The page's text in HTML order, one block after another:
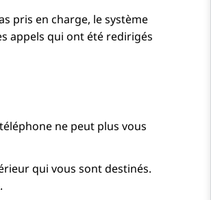
pris en charge, le système
appels qui ont été redirigés
ne peut plus vous
qui vous sont destinés.